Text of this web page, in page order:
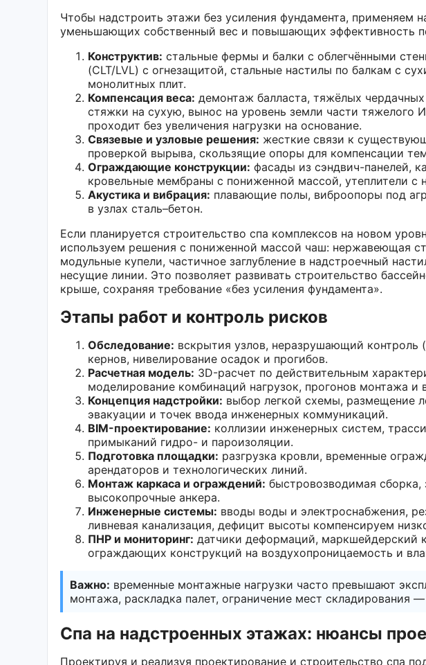
Чтобы надстроить этажи без усиления фундамента, применяем
уменьшающих собственный вес и повышающих эффективность
Конструктив: стальные фермы и балки с облегчёнными
(CLT/LVL) с огнезащитой, стальные настилы по балкам с
монолитных плит.
Компенсация веса: демонтаж балласта, тяжёлых
стяжки на сухую, вынос на уровень земли части тяжелого
проходит без увеличения нагрузки на основание.
Связевые и узловые решения: жесткие связи к
проверкой вырыва, скользящие опоры для компенсации
Ограждающие конструкции: фасады из сэндвич-панелей,
кровельные мембраны с пониженной массой, утеплители с
Акустика и вибрация: плавающие полы, виброопоры под
в узлах сталь–бетон.
Если планируется строительство спа комплексов на новом
используем решения с пониженной массой чаш: нержавеющая
модульные купели, частичное заглубление в надстроечный
несущие линии. Это позволяет развивать строительство
крыше, сохраняя требование «без усиления фундамента».
Этапы работ и контроль рисков
Обследование: вскрытия узлов, неразрушающий контроль
кернов, нивелирование осадок и прогибов.
Расчетная модель: 3D-расчет по действительным
моделирование комбинаций нагрузок, прогонов монтажа и
Концепция надстройки: выбор легкой схемы, размещение
эвакуации и точек ввода инженерных коммуникаций.
BIM-проектирование: коллизии инженерных систем,
примыканий гидро- и пароизоляции.
Подготовка площадки: разгрузка кровли, временные
арендаторов и технологических линий.
Монтаж каркаса и ограждений: быстровозводимая сборка,
высокопрочные анкера.
Инженерные системы: вводы воды и электроснабжения,
ливневая канализация, дефицит высоты компенсируем
ПНР и мониторинг: датчики деформаций, маркшейдерский
ограждающих конструкций на воздухопроницаемость и
Важно: временные монтажные нагрузки часто превышают
монтажа, раскладка палет, ограничение мест складирования
Спа на надстроенных этажах: нюансы
Проектируя и реализуя проектирование и строительство спа